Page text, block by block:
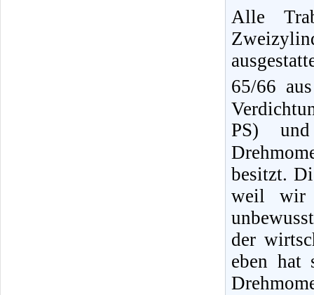
Alle
65/66
PS)
besitzt.
weil wir
der
eben hat